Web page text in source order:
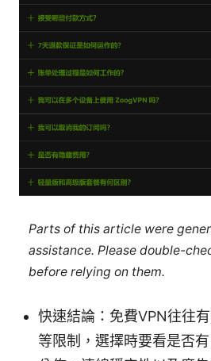
Parts of this article were
assistance. Please double-
before relying on them.
快速結論：免費VPN往往
等限制，選擇時要看是否